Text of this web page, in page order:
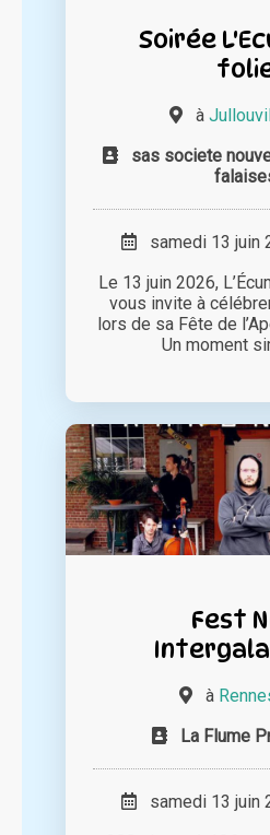
Soirée
à
sas societe
samedi 13 juin
Le 13 juin 2026,
vous invite à
lors de sa Fête de
Un moment
Fest
à
La Flume
samedi 13 juin